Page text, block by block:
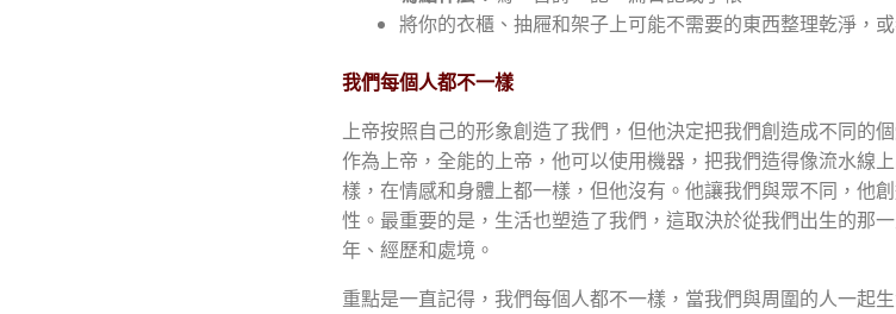
將你的衣櫃、抽屜和架子上可能不需要的東⻄整理乾淨，
我們每個人都不一樣
上帝按照自己的形象創造了我們，但他決定把我們創造成不同的
作為上帝，全能的上帝，他可以使用機器，把我們造得像流水線
樣，在情感和身體上都一樣，但他沒有。他讓我們與眾不同，他
性。最重要的是，生活也塑造了我們，這取決於從我們出生的那
年、經歷和處境。
重點是一直記得 ，我們每個人都不一樣 ， 當我們與周圍的人一起